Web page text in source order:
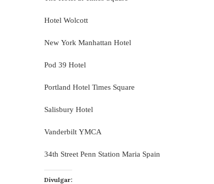
Hotel Wolcott
New York Manhattan Hotel
Pod 39 Hotel
Portland Hotel Times Square
Salisbury Hotel
Vanderbilt YMCA
34th Street Penn Station Maria Spain
Divulgar: